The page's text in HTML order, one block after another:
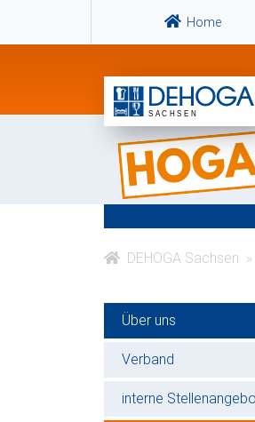
Home
DEHOGA Sachsen
Über uns
Verband
interne